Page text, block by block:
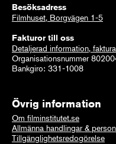
Besöksadress
Filmhuset, Borgvägen 1-5
Fakturor till oss
Detaljerad information,
Organisationsnummer
Bankgiro: 331-1008
Övrig information
Om filminstitutet.se
Allmänna handlingar &
Tillgänglighetsredogörelse